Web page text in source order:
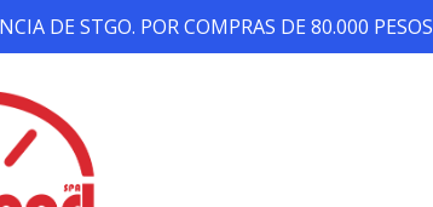
DE STGO. POR COMPRAS DE 80.000 PESOS